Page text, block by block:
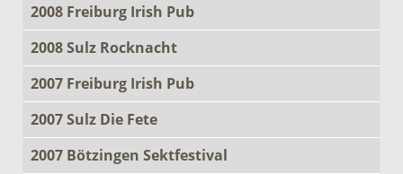
2008 Freiburg Irish Pub
2008 Sulz Rocknacht
2007 Freiburg Irish Pub
2007 Sulz Die Fete
2007 Bötzingen Sektfestival